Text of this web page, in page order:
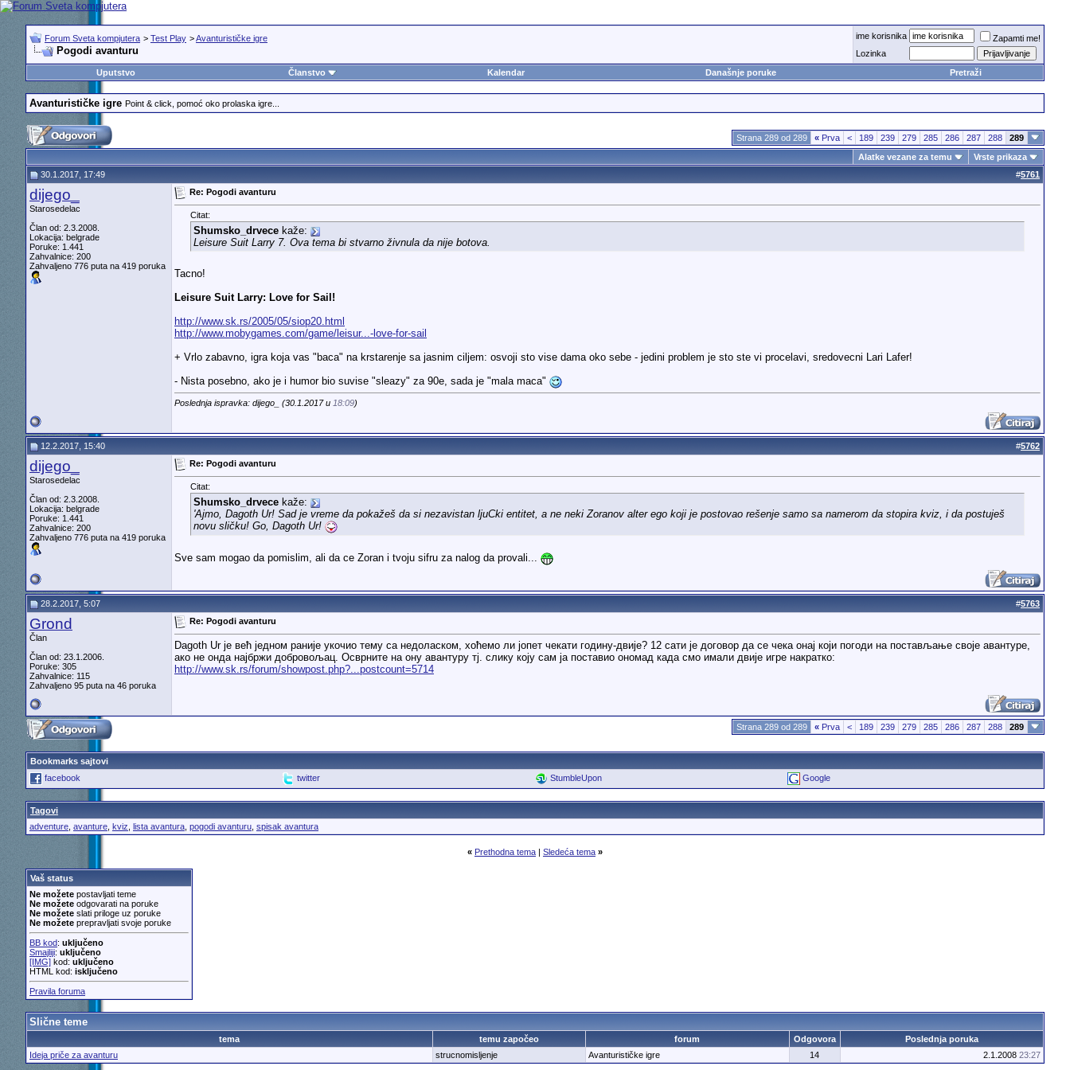
Forum Sveta kompjutera > Test Play >Avanturističke igre
Pogodi avanturu
ime korisnika
Zapamti me!
Lozinka
Uputstvo
Članstvo Kalendar Današnje poruke Pretraži
Avanturističke igre Point & click, pomoć oko prolaska igre...
Strana 289 od 289 «Prva < 189 239 279 285 286 287 288
289
Alatke vezane za temu
Vrste prikaza
30.1.2017, 17:49
#5761
dijego_
Starosedelac
Član od: 2.3.2008.
Lokacija: belgrade
Poruke: 1.441
Zahvalnice: 200
Zahvaljeno 776 puta na 419 poruka
Re: Pogodi avanturu
Citat:
Shumsko_drvecekaže:
Leisure Suit Larry 7. Ova tema bi stvarno živnula da nije botova.
Tacno!
Leisure Suit Larry: Love for Sail!
http://www.sk.rs/2005/05/siop20.html
http://www.mobygames.com/game/leisur...-love-for-sail
+ Vrlo zabavno, igra koja vas "baca" na krstarenje sa jasnim ciljem: osvoji sto vise dama oko sebe - jedini problem je sto ste vi procelavi, sredovecni Lari Lafer!
- Nista posebno, ako je i humor bio suvise "sleazy" za 90e, sada je "mala maca"
Poslednja ispravka: dijego_ (30.1.2017 u 18:09)
12.2.2017, 15:40 #5762
dijego_
Starosedelac
Član od: 2.3.2008.
Lokacija: belgrade
Poruke: 1.441
Zahvalnice: 200
Zahvaljeno 776 puta na 419 poruka
Re: Pogodi avanturu
Citat:
Shumsko_drvecekaže:
'Ajmo, Dagoth Ur! Sad je vreme da pokažeš da si nezavistan ljuCki entitet, a ne neki Zoranov alter ego koji je postovao rešenje samo sa namerom da stopira kviz, i da postuješ
novu sličku! Go, Dagoth Ur!
Sve sam mogao da pomislim, ali da ce Zoran i tvoju sifru za nalog da provali...
28.2.2017, 5:07 #5763
Grond
Član
Član od: 23.1.2006.
Poruke: 305
Zahvalnice: 115
Zahvaljeno 95 puta na 46 poruka
Re: Pogodi avanturu
Dagoth Ur је већ једном раније укочио тему са недоласком, хоћемо ли јопет чекати годину-двије? 12 сати је договор да се чека онај који погоди на постављање своје авантуре,
ако не онда најбржи добровољац. Осврните на ону авантуру тј. слику коју сам ја поставио ономад када смо имали двије игре накратко:
http://www.sk.rs/forum/showpost.php?...postcount=5714
Strana 289 od 289 «Prva < 189 239 279 285 286 287 288 289
Bookmarks sajtovi
facebook
twitter StumbleUpon Google
Tagovi
adventure, avanture, kviz lista avantura, pogodi avanturu, spisak avantura
« Prethodna tema| Sledeća tema »
Vaš status
Ne možetepostavljati teme
Ne možeteodgovarati na poruke
Ne možeteslati priloge uz poruke
Ne možeteprepravljati svoje poruke
BB kod: uključeno
Smajliji: uključeno
[IMG]kod: uključeno
HTML kod: isključeno
Pravila foruma
Slične teme
tema temu započeo forum Odgovora
Poslednja poruka
Ideja priče za avanturu
strucnomisljenje Avanturističke igre 14 2.1.2008 23:27